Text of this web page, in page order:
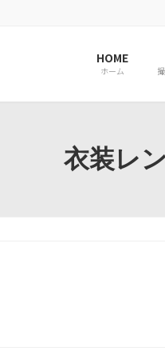
HOME
ホーム
衣装レ